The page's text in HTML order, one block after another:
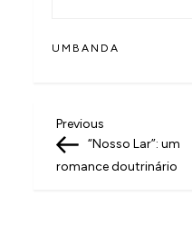
UMBANDA
N
a
Previous
Post
Previous
“Nosso Lar”: um
romance doutrinário